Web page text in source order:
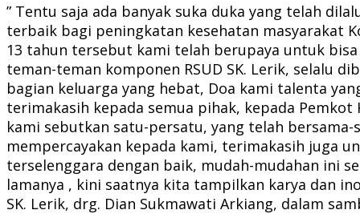
” Tentu saja ada banyak suka duka yang telah
terbaik bagi peningkatan kesehatan masyarakat
13 tahun tersebut kami telah berupaya untuk
teman-teman komponen RSUD SK. Lerik, selalu
bagian keluarga yang hebat, Doa kami talenta
terimakasih kepada semua pihak, kepada
kami sebutkan satu-persatu, yang telah
mempercayakan kepada kami, terimakasih juga
terselenggara dengan baik, mudah-mudahan ini
lamanya , kini saatnya kita tampilkan karya dan
SK. Lerik, drg. Dian Sukmawati Arkiang, dalam